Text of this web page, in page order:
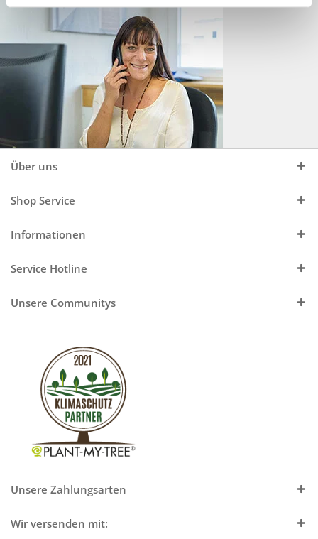
Über uns
Shop Service
Informationen
Service Hotline
Unsere Communitys
Unsere Zahlungsarten
Wir versenden mit: